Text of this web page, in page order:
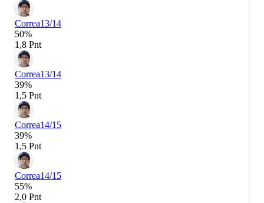
Correa13/14
50%
1,8 Pnt
Correa13/14
39%
1,5 Pnt
Correa14/15
39%
1,5 Pnt
Correa14/15
55%
2,0 Pnt